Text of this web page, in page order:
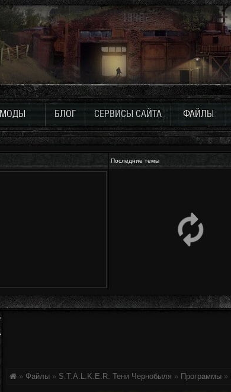
МОДЫ БЛОГ СЕРВИСЫ САЙТА ФАЙЛЫ
Последние темы
» Файлы » S.T.A.L.K.E.R. Тени Чернобыля » Программы »